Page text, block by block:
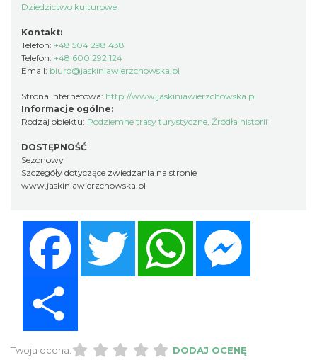
Dziedzictwo kulturowe
Kontakt:
Telefon: +48 504 298 438
Telefon: +48 600 292 124
Email: biuro@jaskiniawierzchowska.pl
Strona internetowa: http://www.jaskiniawierzchowska.pl
Informacje ogólne:
Rodzaj obiektu: Podziemne trasy turystyczne, Źródła historii
DOSTĘPNOŚĆ
Sezonowy
Szczegóły dotyczące zwiedzania na stronie
www.jaskiniawierzchowska.pl
Twitter WhatsApp
Twoja ocena: DODAJ OCENĘ